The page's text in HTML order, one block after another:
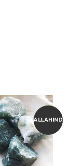
ALLAHINDLUS!